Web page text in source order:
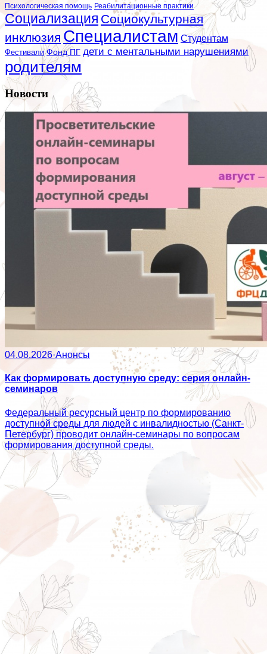
Психологическая помощь Реабилитационные практики
Социализация Социокультурная
инклюзия Специалистам Студентам
Фестивали Фонд ПГ дети с ментальными нарушениями
родителям
Новости
04.08.2026·Анонсы
Как формировать доступную среду: серия онлайн-
семинаров
Федеральный ресурсный центр по формированию
доступной среды для людей с инвалидностью (Санкт-
Петербург) проводит онлайн-семинары по вопросам
формирования доступной среды.